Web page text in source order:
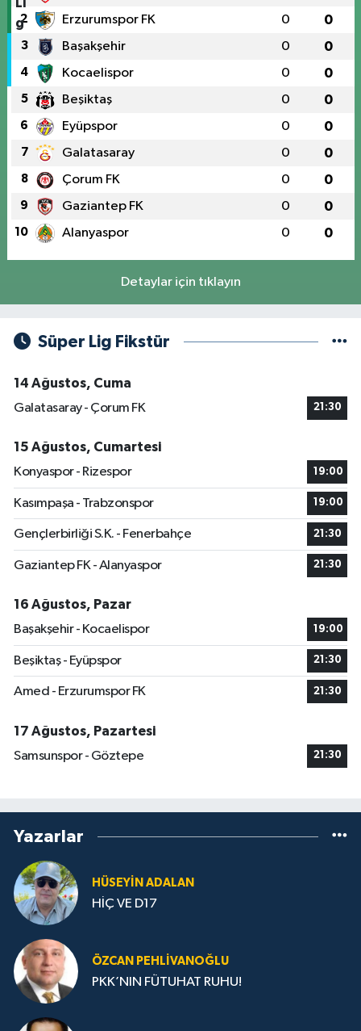
2 Erzurumspor FK 0 0
3 Başakşehir 0 0
4 Kocaelispor 0 0
5 Beşiktaş 0 0
6 Eyüpspor 0 0
7 Galatasaray 0 0
8 Çorum FK 0 0
9 Gaziantep FK 0 0
10 Alanyaspor 0 0
Detaylar için tıklayın
Süper Lig Fikstür
14 Ağustos, Cuma
Galatasaray - Çorum FK
21:30
15 Ağustos, Cumartesi
Konyaspor - Rizespor
19:00
Kasımpaşa - Trabzonspor 19:00
Gençlerbirliği S.K. - Fenerbahçe 21:30
Gaziantep FK - Alanyaspor 21:30
16 Ağustos, Pazar
Başakşehir - Kocaelispor
19:00
Beşiktaş - Eyüpspor 21:30
Amed - Erzurumspor FK 21:30
17 Ağustos, Pazartesi
Samsunspor - Göztepe
21:30
Yazarlar
HÜSEYIN ADALAN
HİÇ VE D17
ÖZCAN PEHLIVANOĞLU
PKK’NIN FÜTUHAT RUHU!